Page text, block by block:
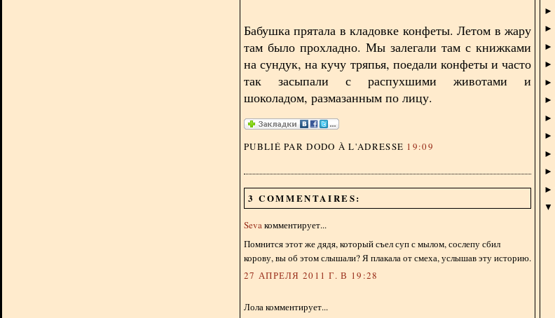
Бабушка прятала в кладовке конфеты. Летом в жару
там было прохладно. Мы залегали там с книжками
на сундук, на кучу тряпья, поедали конфеты и часто
так засыпали с распухшими животами и
шоколадом, размазанным по лицу.
PUBLIÉ PAR DODO À L'ADRESSE 19:09
3 COMMENTAIRES:
Sevaкомментирует...
Помнится этот же дядя, который съел суп с мылом, сослепу сбил
корову, вы об этом слышали? Я плакала от смеха, услышав эту историю.
27 АПРЕЛЯ 2011 Г. В 19:28
Лола комментирует...
►
►
►
►
►
►
►
►
►
►
►
▼